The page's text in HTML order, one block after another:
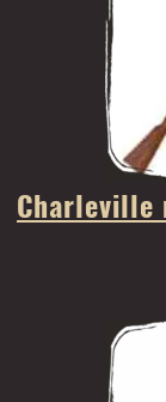
Charleville